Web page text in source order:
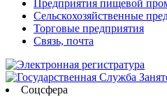
Предприятия пищевой
Сельскохозяйственные
Торговые предприятия
Связь, почта
Соцсфера